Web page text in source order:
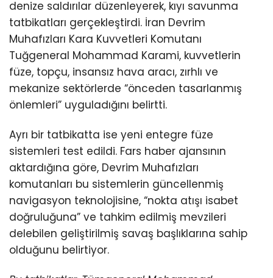
denize saldırılar düzenleyerek, kıyı savunma
tatbikatları gerçekleştirdi. İran Devrim
Muhafızları Kara Kuvvetleri Komutanı
Tuğgeneral Mohammad Karami, kuvvetlerin
füze, topçu, insansız hava aracı, zırhlı ve
mekanize sektörlerde “önceden tasarlanmış
önlemleri” uyguladığını belirtti.
Ayrı bir tatbikatta ise yeni entegre füze
sistemleri test edildi. Fars haber ajansının
aktardığına göre, Devrim Muhafızları
komutanları bu sistemlerin güncellenmiş
navigasyon teknolojisine, “nokta atışı isabet
doğruluğuna” ve tahkim edilmiş mevzileri
delebilen geliştirilmiş savaş başlıklarına sahip
olduğunu belirtiyor.